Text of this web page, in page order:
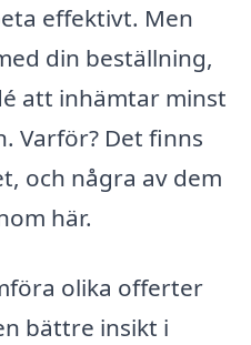
effektivt. Men
din beställning,
att inhämtar minst
Varför? Det finns
och några av dem
här.
olika offerter
bättre insikt i